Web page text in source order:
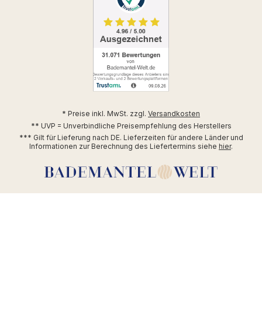
* Preise inkl. MwSt. zzgl. Versandkosten
** UVP = Unverbindliche Preisempfehlung des Herstellers
*** Gilt für Lieferung nach DE. Lieferzeiten für andere Länder und
Informationen zur Berechnung des Liefertermins siehe hier.